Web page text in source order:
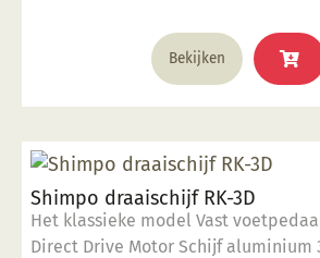
Bekijken
Shimpo draaischijf RK-3D
Het klassieke model Vast
Direct Drive Motor Schijf aluminium